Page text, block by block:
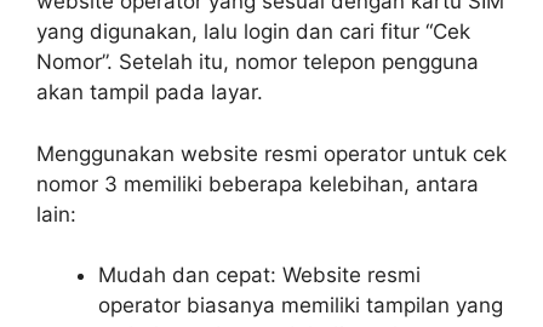
yang digunakan, lalu login dan cari fitur “Cek
Nomor”. Setelah itu, nomor telepon pengguna
akan tampil pada layar.
Menggunakan website resmi operator untuk cek
nomor 3 memiliki beberapa kelebihan, antara
lain:
Mudah dan cepat: Website resmi
operator biasanya memiliki tampilan yang